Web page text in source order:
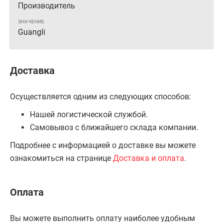
Производитель
Guangli
Доставка
Осуществляется одним из следующих способов:
Нашей логистической службой.
Самовывоз с ближайшего склада компании.
Подробнее с информацией о доставке вы можете
ознакомиться на странице Доставка и оплата.
Оплата
Вы можете выполнить оплату наиболее удобным